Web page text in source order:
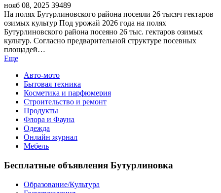
нояб 08, 2025 39489
На полях Бутурлиновского района посеяли 26 тысяч гектаров
озимых культур Под урожай 2026 года на полях
Бутурлиновского района посеяно 26 тыс. гектаров озимых
культур. Согласно предварительной структуре посевных
площадей…
Еще
Авто-мото
Бытовая техника
Косметика и парфюмерия
Строительство и ремонт
Продукты
Флора и Фауна
Одежда
Онлайн журнал
Мебель
Бесплатные объявления Бутурлиновка
Образование/Культура